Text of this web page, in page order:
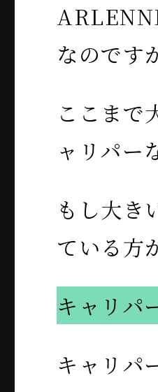
なのです
ここまで
ャリパー
もし大き
ている方
キャリパ
キャリパ